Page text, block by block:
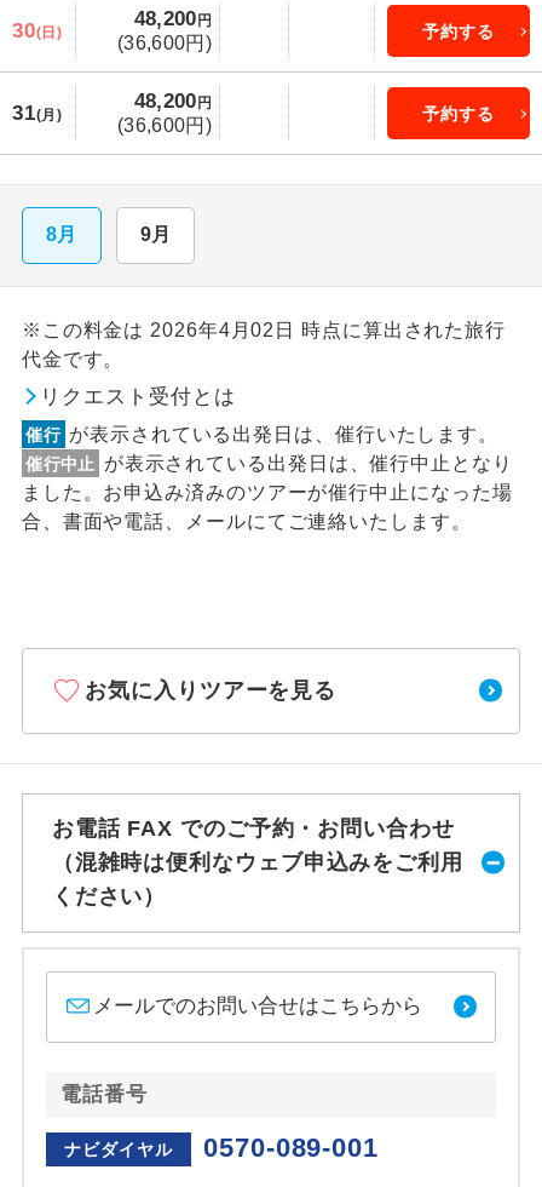
30(日)
48,200 円
(36,600円)
予約する
31(月)
48,200 円
(36,600円)
予約する
8月 9月
※この料金は 2026年4月02日 時点に算出された旅行
代金です。
リクエスト受付とは
催行 が表示されている出発日は、催行いたします。
催行中止
が表示されている出発日は、催行中止となり
ました。お申込み済みのツアーが催行中止になった場
合、書面や電話、メールにてご連絡いたします。
お気に入りツアーを見る
お電話 FAX でのご予約・お問い合わせ
（混雑時は便利なウェブ申込みをご利用
ください）
メールでのお問い合せはこちらから
電話番号
ナビダイヤル 0570-089-001